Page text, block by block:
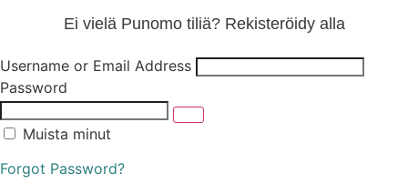
Ei vielä Punomo tiliä? Rekisteröidy alla
Username or Email Address
Password
Muista minut
Forgot Password?